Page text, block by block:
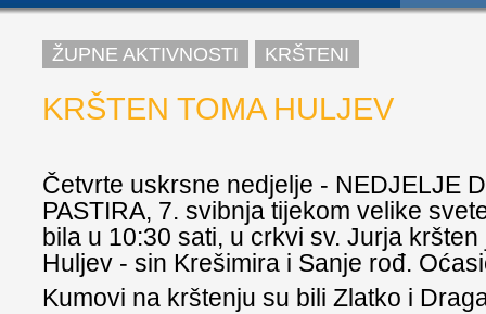
ŽUPNE AKTIVNOSTI KRŠTENI
KRŠTEN TOMA HULJEV
Četvrte uskrsne nedjelje - NEDJELJE
PASTIRA, 7. svibnja tijekom velike
bila u 10:30 sati, u crkvi sv. Jurja kršten
Huljev - sin Krešimira i Sanje rođ.
Kumovi na krštenju su bili Zlatko i